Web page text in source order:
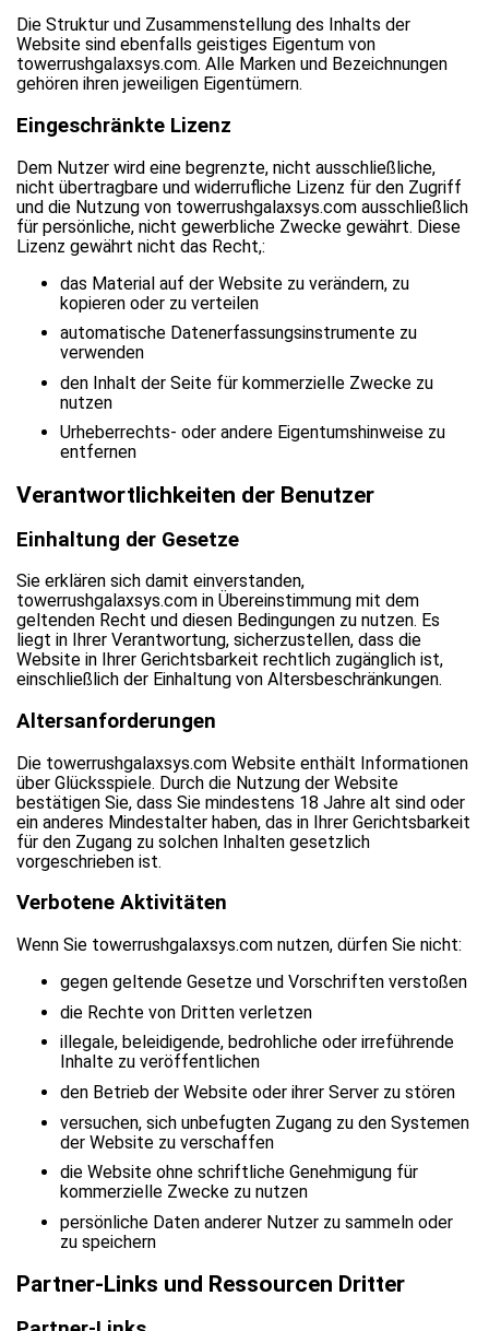
Die Struktur und Zusammenstellung des Inhalts der
Website sind ebenfalls geistiges Eigentum von
towerrushgalaxsys.com. Alle Marken und Bezeichnungen
gehören ihren jeweiligen Eigentümern.
Eingeschränkte Lizenz
Dem Nutzer wird eine begrenzte, nicht ausschließliche,
nicht übertragbare und widerrufliche Lizenz für den Zugriff
und die Nutzung von towerrushgalaxsys.com ausschließlich
für persönliche, nicht gewerbliche Zwecke gewährt. Diese
Lizenz gewährt nicht das Recht,:
das Material auf der Website zu verändern, zu
kopieren oder zu verteilen
automatische Datenerfassungsinstrumente zu
verwenden
den Inhalt der Seite für kommerzielle Zwecke zu
nutzen
Urheberrechts- oder andere Eigentumshinweise zu
entfernen
Verantwortlichkeiten der Benutzer
Einhaltung der Gesetze
Sie erklären sich damit einverstanden,
towerrushgalaxsys.com in Übereinstimmung mit dem
geltenden Recht und diesen Bedingungen zu nutzen. Es
liegt in Ihrer Verantwortung, sicherzustellen, dass die
Website in Ihrer Gerichtsbarkeit rechtlich zugänglich ist,
einschließlich der Einhaltung von Altersbeschränkungen.
Altersanforderungen
Die towerrushgalaxsys.com Website enthält Informationen
über Glücksspiele. Durch die Nutzung der Website
bestätigen Sie, dass Sie mindestens 18 Jahre alt sind oder
ein anderes Mindestalter haben, das in Ihrer Gerichtsbarkeit
für den Zugang zu solchen Inhalten gesetzlich
vorgeschrieben ist.
Verbotene Aktivitäten
Wenn Sie towerrushgalaxsys.com nutzen, dürfen Sie nicht:
gegen geltende Gesetze und Vorschriften verstoßen
die Rechte von Dritten verletzen
illegale, beleidigende, bedrohliche oder irreführende
Inhalte zu veröffentlichen
den Betrieb der Website oder ihrer Server zu stören
versuchen, sich unbefugten Zugang zu den Systemen
der Website zu verschaffen
die Website ohne schriftliche Genehmigung für
kommerzielle Zwecke zu nutzen
persönliche Daten anderer Nutzer zu sammeln oder
zu speichern
Partner-Links und Ressourcen Dritter